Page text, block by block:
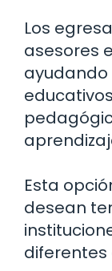
Los
asesores
Esta
desean
diferentes